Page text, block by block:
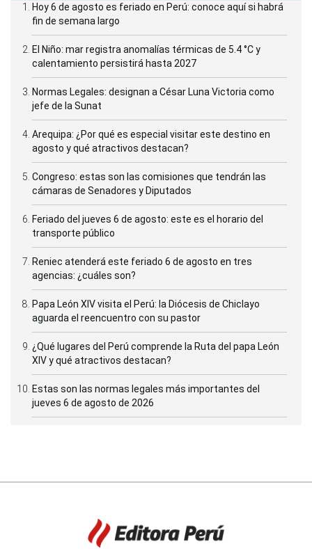
Hoy 6 de agosto es feriado en Perú: conoce aquí si habrá
fin de semana largo
El Niño: mar registra anomalías térmicas de 5.4 °C y
calentamiento persistirá hasta 2027
Normas Legales: designan a César Luna Victoria como
jefe de la Sunat
Arequipa: ¿Por qué es especial visitar este destino en
agosto y qué atractivos destacan?
Congreso: estas son las comisiones que tendrán las
cámaras de Senadores y Diputados
Feriado del jueves 6 de agosto: este es el horario del
transporte público
Reniec atenderá este feriado 6 de agosto en tres
agencias: ¿cuáles son?
Papa León XIV visita el Perú: la Diócesis de Chiclayo
aguarda el reencuentro con su pastor
¿Qué lugares del Perú comprende la Ruta del papa León
XIV y qué atractivos destacan?
Estas son las normas legales más importantes del
jueves 6 de agosto de 2026